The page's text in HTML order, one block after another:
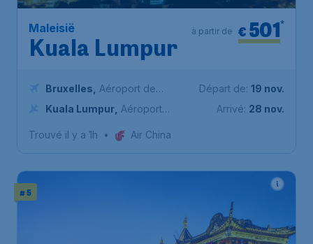
Maleisië
Kuala Lumpur
€ 501*
à partir de
Bruxelles
Aéroport de
Bruxelles-National
Kuala Lumpur Aéroport
Départ de: 19 nov.
Arrivé: 28 nov.
Trouvé il y a 1h • Air China
# 5